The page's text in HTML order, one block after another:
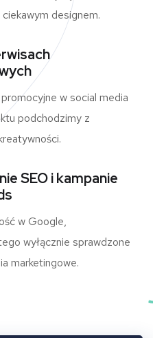
designem.
w social media
podchodzimy z
SEO i kampanie
w Google,
wyłącznie sprawdzone
marketingowe.